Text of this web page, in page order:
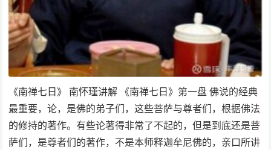
《南禅七日》 南怀瑾讲解 《南禅七日》第一盘 佛说的经典
最重要，论，是佛的弟子们，这些菩萨与尊者们，根据佛法
的修持的著作。有些论著得非常了不起的，但是到底还是菩
萨们，是尊者们的著作，不是本师释迦牟尼佛的，亲口所讲